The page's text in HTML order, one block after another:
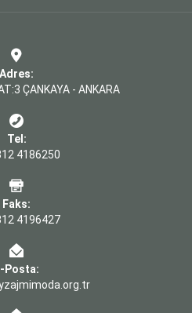
Adres:
ÇANKAYA - ANKARA
Tel:
4186250
Faks:
4196427
Posta: